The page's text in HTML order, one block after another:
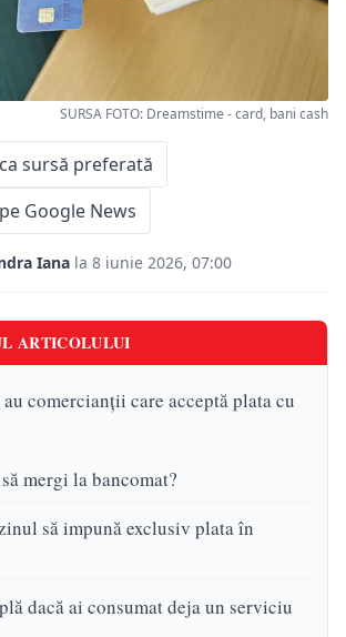
SURSA FOTO: Dreamstime - card, bani cash
sursă preferată
Google News
Iana la 8 iunie 2026, 07:00
ARTICOLULUI
comercianții care acceptă plata cu
mergi la bancomat?
să impună exclusiv plata în
dacă ai consumat deja un serviciu